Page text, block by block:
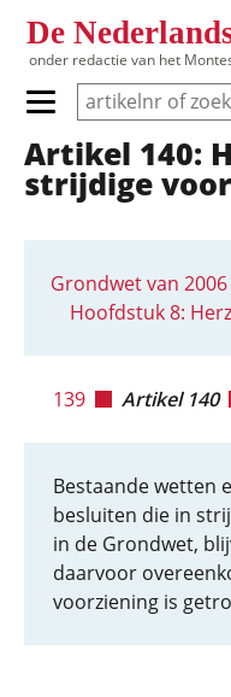
De
onder redactie van het
Primair menu tonen/
Hoofdnavigatie
Artikel 140:
strijdige
Grondwet van 2006
Hoofdstuk 8:
139 Artikel 140
Bestaande wetten
besluiten die in
in de Grondwet,
daarvoor
voorziening is